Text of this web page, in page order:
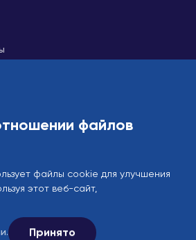
РынокB2B
нами в социальных сетях.
файлов
файлы cookie для улучшения
этот веб-сайт,
Принято